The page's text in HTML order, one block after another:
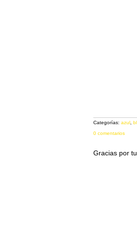
Categorías: azul
0 comentarios
Gracias por